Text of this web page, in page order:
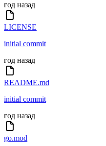
год назад
LICENSE
initial commit
год назад
README.md
initial commit
год назад
go.mod